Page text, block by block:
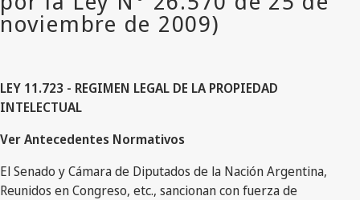
LEY 11.723 - REGIMEN LEGAL DE LA PROPIEDAD
INTELECTUAL
Ver Antecedentes Normativos
El Senado y Cámara de Diputados de la Nación Argentina,
Reunidos en Congreso, etc., sancionan con fuerza de